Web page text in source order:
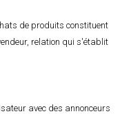
de produits constituent
relation qui s'établit
avec des annonceurs